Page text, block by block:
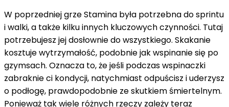
W poprzedniej grze Stamina była potrzebna do sprintu
i walki, a także kilku innych kluczowych czynności. Tutaj
potrzebujesz jej dosłownie do wszystkiego. Skakanie
kosztuje wytrzymałość, podobnie jak wspinanie się po
gzymsach. Oznacza to, że jeśli podczas wspinaczki
zabraknie ci kondycji, natychmiast odpuścisz i uderzysz
o podłogę, prawdopodobnie ze skutkiem śmiertelnym.
Ponieważ tak wiele różnych rzeczy zależy teraz